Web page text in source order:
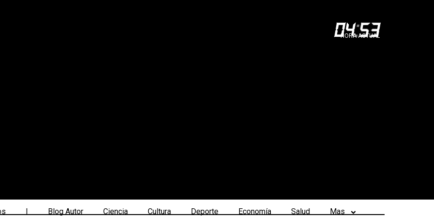
04:53
HORA ACTUAL
| Blog Autor Ciencia Cultura Deporte Economía Salud Mas